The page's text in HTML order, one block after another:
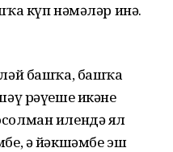
күп нәмәләр инә.
башҡа, башҡа
рәүеше икәне
илендә ял
ә йәкшәмбе эш